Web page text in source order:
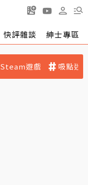
快評雜談 紳士專區
Steam遊戲 吸點迷